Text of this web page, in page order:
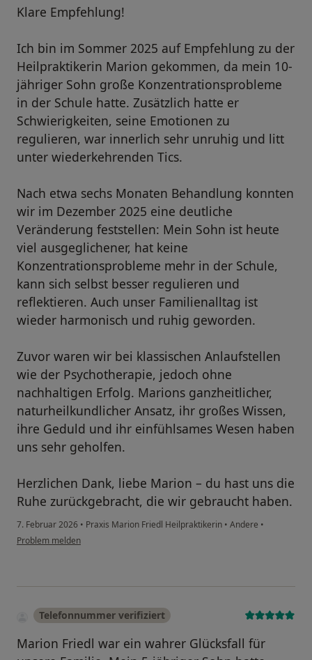
Klare Empfehlung!
Ich bin im Sommer 2025 auf Empfehlung zu der
Heilpraktikerin Marion gekommen, da mein 10-
jähriger Sohn große Konzentrationsprobleme
in der Schule hatte. Zusätzlich hatte er
Schwierigkeiten, seine Emotionen zu
regulieren, war innerlich sehr unruhig und litt
unter wiederkehrenden Tics.
Nach etwa sechs Monaten Behandlung konnten
wir im Dezember 2025 eine deutliche
Veränderung feststellen: Mein Sohn ist heute
viel ausgeglichener, hat keine
Konzentrationsprobleme mehr in der Schule,
kann sich selbst besser regulieren und
reflektieren. Auch unser Familienalltag ist
wieder harmonisch und ruhig geworden.
Zuvor waren wir bei klassischen Anlaufstellen
wie der Psychotherapie, jedoch ohne
nachhaltigen Erfolg. Marions ganzheitlicher,
naturheilkundlicher Ansatz, ihr großes Wissen,
ihre Geduld und ihr einfühlsames Wesen haben
uns sehr geholfen.
Herzlichen Dank, liebe Marion – du hast uns die
Ruhe zurückgebracht, die wir gebraucht haben.
7. Februar 2026 • Praxis Marion Friedl Heilpraktikerin • Andere •
Problem melden
Telefonnummer verifiziert
Marion Friedl war ein wahrer Glücksfall für